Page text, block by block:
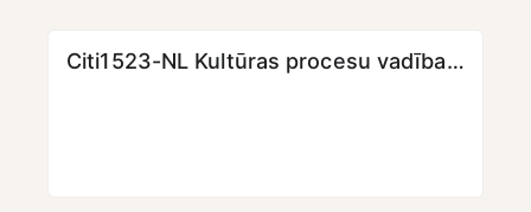
Citi1523-NL Kultūras procesu vadības pamati (3.daļa)